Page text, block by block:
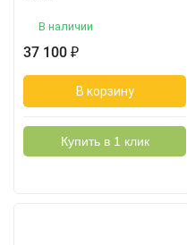
В наличии
37 100 ₽
В корзину
Купить в 1 клик